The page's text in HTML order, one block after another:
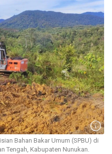
Bahan Bakar Umum (SPBU) di
Tengah, Kabupaten Nunukan.